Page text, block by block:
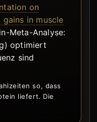
on
in muscle
Meta-Analyse:
optimiert
sind
so, dass
liefert. Die